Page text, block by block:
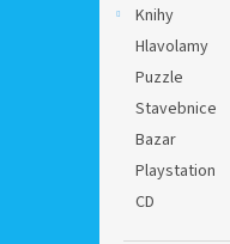
Knihy
Hlavolamy
Puzzle
Stavebnice
Bazar
Playstation
CD